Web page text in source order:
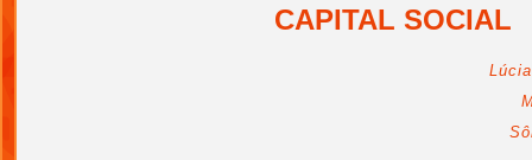
CAPITAL SOCIAL